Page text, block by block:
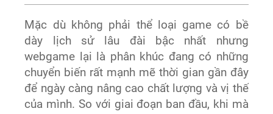
Mặc dù không phải thể loại game có bề
dày lịch sử lâu đài bậc nhất nhưng
webgame lại là phân khúc đang có những
chuyển biến rất mạnh mẽ thời gian gần đây
để ngày càng nâng cao chất lượng và vị thế
của mình. So với giai đoạn ban đầu, khi mà